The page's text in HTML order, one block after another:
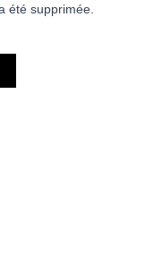
été supprimée.